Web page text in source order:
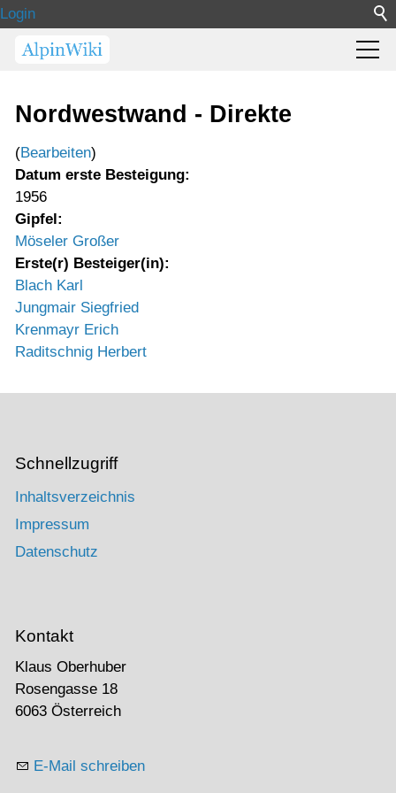
Login
Nordwestwand - Direkte
(Bearbeiten)
Datum erste Besteigung:
1956
Gipfel:
Möseler Großer
Erste(r) Besteiger(in):
Blach Karl
Jungmair Siegfried
Krenmayr Erich
Raditschnig Herbert
Schnellzugriff
Inhaltsverzeichnis
Impressum
Datenschutz
Kontakt
Klaus Oberhuber
Rosengasse 18
6063 Österreich
E-Mail schreiben